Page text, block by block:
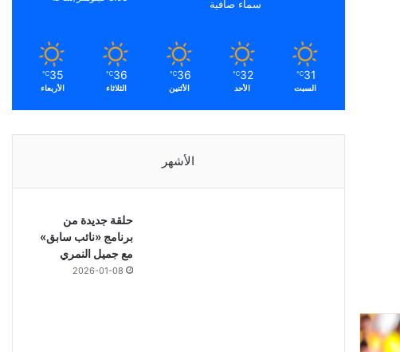
سماء صافية
31
℃
السبت
32
℃
الأحد
36
℃
الأثنين
36
℃
الثلاثاء
35
℃
الأربعاء
الأشهر
حلقة جديدة من
برنامج «نائب سابق»
مع جميل النمري
2026-01-08